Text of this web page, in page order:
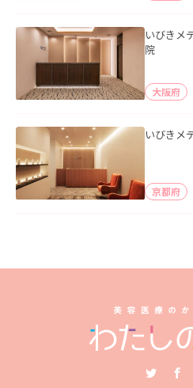
いびきメ
院
大阪府
いびきメ
京都府